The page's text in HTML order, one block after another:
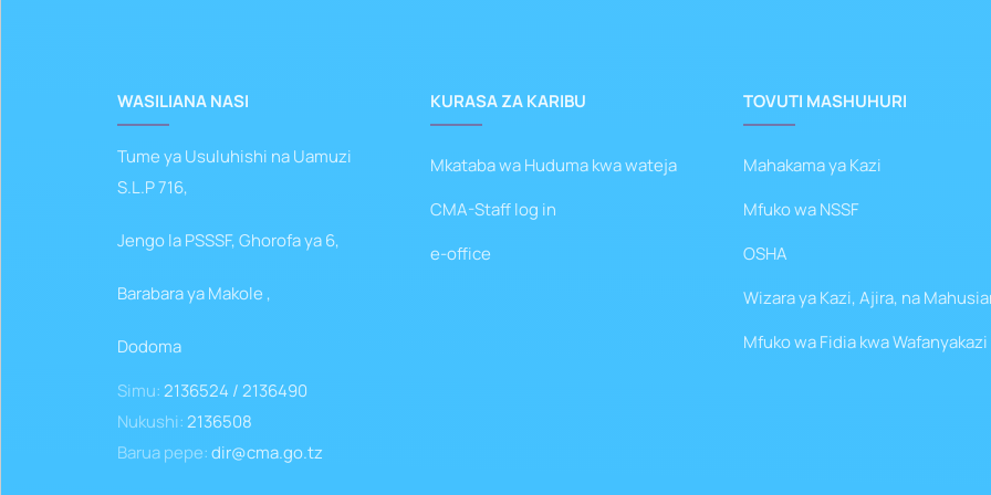
WASILIANA NASI
Tume ya Usuluhishi na Uamuzi
S.L.P 716,
Jengo la PSSSF, Ghorofa ya 6,
Barabara ya Makole ,
Dodoma
Simu:2136524 / 2136490
Nukushi:2136508
Barua pepe:dir@cma.go.tz
KURASA ZA KARIBU
Mkataba wa Huduma kwa wateja
CMA-Staff log in
e-office
TOVUTI MASHUHURI
Mahakama ya Kazi
Mfuko wa NSSF
OSHA
Wizara ya Kazi, Ajira, na
Mfuko wa Fidia kwa Wafanyakazi